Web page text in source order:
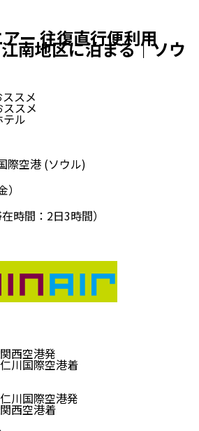
ー 往復直行便利用
南地区に泊まる｜ソウ
スメ
スメ
ル
際空港 (ソウル)
時間： 2日3時間）
関西空港発
仁川国際空港着
仁川国際空港発
関西空港着